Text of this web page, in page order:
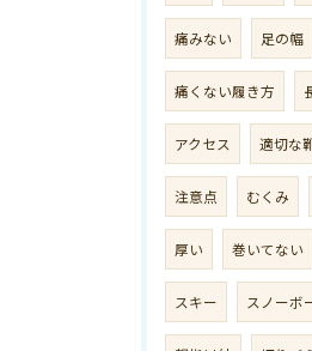
痛みない 足の幅
痛くない履き方
アクセス 適切な
注意点 むくみ
厚い 巻いてない
スキー スノーボ